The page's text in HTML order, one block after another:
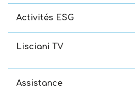
Activités ESG
Lisciani TV
Assistance